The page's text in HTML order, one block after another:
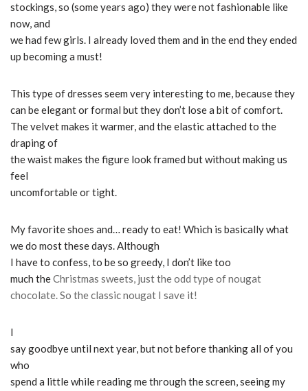
stockings, so (some years ago) they were not fashionable like
now, and
we had few girls. I already loved them and in the end they ended
up becoming a must!
This type of dresses seem very interesting to me, because they
can be elegant or formal but they don’t lose a bit of comfort.
The velvet makes it warmer, and the elastic attached to the
draping of
the waist makes the figure look framed but without making us
feel
uncomfortable or tight.
My favorite shoes and… ready to eat! Which is basically what
we do most these days.Although
I have to confess, to be so greedy, I don’t like too
much theChristmas sweets, just the odd type of nougat
chocolate.So the classic nougat I save it!
I
say goodbye until next year, but not before thanking all of you
who
spend a little while reading me through the screen, seeing my